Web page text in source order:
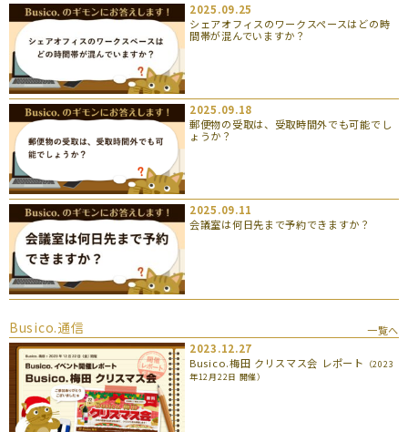
2025.09.25
シェアオフィスのワークスペースはどの時
間帯が混んでいますか？
2025.09.18
郵便物の受取は、受取時間外でも可能でし
ょうか？
2025.09.11
会議室は何日先まで予約できますか？
Busico.通信
一覧へ
2023.12.27
Busico.梅田 クリスマス会 レポート
（2023
年12月22日 開催）